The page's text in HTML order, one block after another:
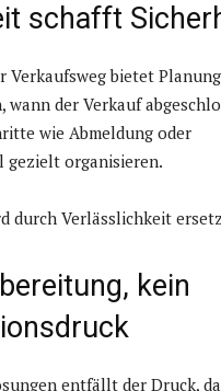
schafft
bietet
wann der Verkauf
wie Abmeldung oder
gezielt organisieren.
durch Verlässlichkeit
kein
entfällt der Druck,